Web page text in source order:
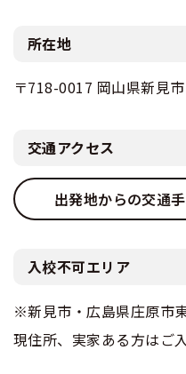
所在地
〒718-0017 岡山県新見
交通アクセス
出発地からの交通
入校不可エリア
※新見市・広島県庄原市
現住所、実家ある方はご